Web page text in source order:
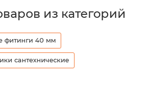
из категорий
фитинги 40 мм
сантехнические